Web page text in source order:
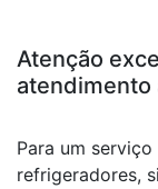
Atenção
atendimento
Para um
refrigeradores,